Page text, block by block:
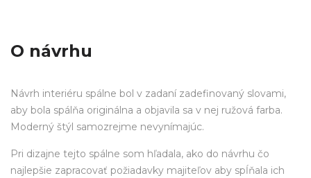
O návrhu
Návrh interiéru spálne bol v zadaní zadefinovaný slovami,
aby bola spálňa originálna a objavila sa v nej ružová farba.
Moderný štýl samozrejme nevynímajúc.
Pri dizajne tejto spálne som hľadala, ako do návrhu čo
najlepšie zapracovať požiadavky majiteľov aby spĺňala ich